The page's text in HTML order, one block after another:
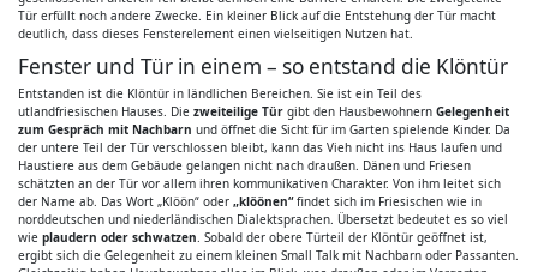
Tür erfüllt noch andere Zwecke. Ein kleiner Blick auf die Entstehung der Tür macht
deutlich, dass dieses Fensterelement einen vielseitigen Nutzen hat.
Fenster und Tür in einem – so entstand die Klöntür
Entstanden ist die Klöntür in ländlichen Bereichen. Sie ist ein Teil des
utlandfriesischen Hauses. Die zweiteilige Tür gibt den Hausbewohnern Gelegenheit
zum Gespräch mit Nachbarn und öffnet die Sicht für im Garten spielende Kinder. Da
der untere Teil der Tür verschlossen bleibt, kann das Vieh nicht ins Haus laufen und
Haustiere aus dem Gebäude gelangen nicht nach draußen. Dänen und Friesen
schätzten an der Tür vor allem ihren kommunikativen Charakter. Von ihm leitet sich
der Name ab. Das Wort „Klöön“ oder „klöönen“findet sich im Friesischen wie in
norddeutschen und niederländischen Dialektsprachen. Übersetzt bedeutet es so viel
wie plaudern oder schwatzen. Sobald der obere Türteil der Klöntür geöffnet ist,
ergibt sich die Gelegenheit zu einem kleinen Small Talk mit Nachbarn oder Passanten.